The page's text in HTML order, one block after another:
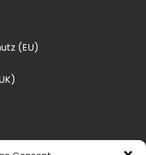
(EU)